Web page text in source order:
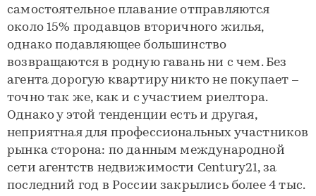
самостоятельное плавание отправляются
около 15% продавцов вторичного жилья,
однако подавляющее большинство
возвращаются в родную гавань ни с чем. Без
агента дорогую квартиру никто не покупает –
точно так же, как и с участием риелтора.
Однако у этой тенденции есть и другая,
неприятная для профессиональных участников
рынка сторона: по данным международной
сети агентств недвижимости Century21, за
последний год в России закрылись более 4 тыс.